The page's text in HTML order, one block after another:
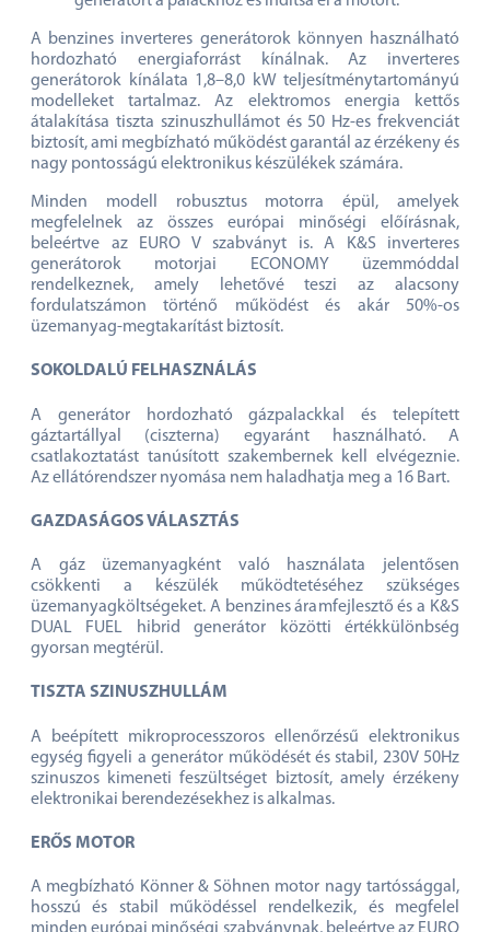
A benzines inverteres generátorok könnyen használható
hordozható energiaforrást kínálnak. Az inverteres
generátorok kínálata 1,8–8,0 kW teljesítménytartományú
modelleket tartalmaz. Az elektromos energia kettős
átalakítása tiszta szinuszhullámot és 50 Hz-es frekvenciát
biztosít, ami megbízható működést garantál az érzékeny és
nagy pontosságú elektronikus készülékek számára.
Minden modell robusztus motorra épül, amelyek
megfelelnek az összes európai minőségi előírásnak,
beleértve az EURO V szabványt is. A K&S inverteres
generátorok motorjai ECONOMY üzemmóddal
rendelkeznek, amely lehetővé teszi az alacsony
fordulatszámon történő működést és akár 50%-os
üzemanyag-megtakarítást biztosít.
SOKOLDALÚ FELHASZNÁLÁS
A generátor hordozható gázpalackkal és telepített
gáztartállyal (ciszterna) egyaránt használható. A
csatlakoztatást tanúsított szakembernek kell elvégeznie.
Az ellátórendszer nyomása nem haladhatja meg a 16 Bart.
GAZDASÁGOS VÁLASZTÁS
A gáz üzemanyagként való használata jelentősen
csökkenti a készülék működtetéséhez szükséges
üzemanyagköltségeket. A benzines áramfejlesztő és a K&S
DUAL FUEL hibrid generátor közötti értékkülönbség
gyorsan megtérül.
TISZTA SZINUSZHULLÁM
A beépített mikroprocesszoros ellenőrzésű elektronikus
egység figyeli a generátor működését és stabil, 230V 50Hz
szinuszos kimeneti feszültséget biztosít, amely érzékeny
elektronikai berendezésekhez is alkalmas.
ERŐS MOTOR
A megbízható Könner & Söhnen motor nagy tartóssággal,
hosszú és stabil működéssel rendelkezik, és megfelel